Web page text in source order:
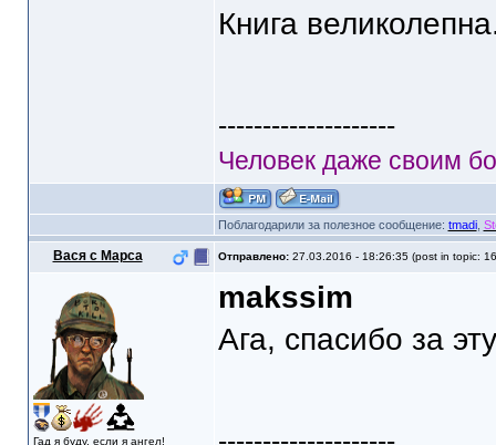
Книга
--------------------
Человек даже своим
Поблагодарили за полезное сообщение: tmadi,
Вася с Марса Отправлено: 27.03.2016 - 18:26:35 (post in topic:
Гад я буду, если я ангел!
makssim
Ага, спасибо за